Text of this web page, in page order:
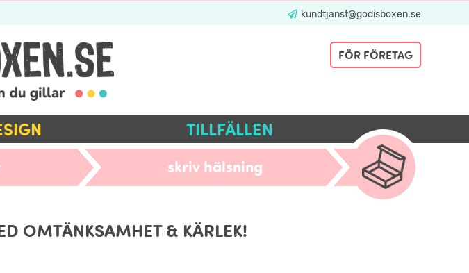
kundtjanst@godisboxen.se
FÖR FÖRETAG
TILLFÄLLEN
skriv hälsning
OMTÄNKSAMHET & KÄRLEK!